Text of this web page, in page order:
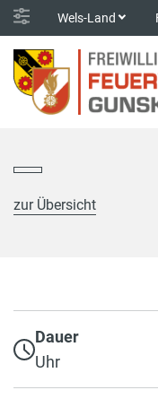
Wels-Land
zur Übersicht
Dauer
Uhr